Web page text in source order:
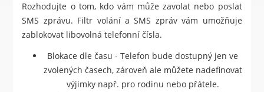
Rozhodujte o tom, kdo vám může zavolat nebo poslat
SMS zprávu. Filtr volání a SMS zpráv vám umožňuje
zablokovat libovolná telefonní čísla.
Blokace dle času - Telefon bude dostupný jen ve
zvolených časech, zároveň ale můžete nadefinovat
výjimky např. pro rodinu nebo přátele.